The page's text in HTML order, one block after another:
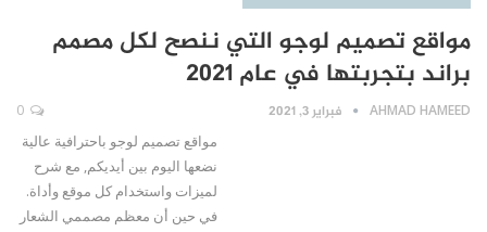
مواقع تصميم لوجو التي ننصح لكل مصمم
براند بتجربتها في عام 2021
AHMAD HAMEED فبراير 3, 2021
مواقع تصميم لوجو باحترافية عالية
نضعها اليوم بين أيديكم, مع شرح
لميزات واستخدام كل موقع وأداة.
في حين أن معظم مصممي الشعار